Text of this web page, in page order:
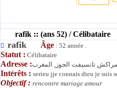
rafik :: (ans 52) / Célibataire
rafik Âge : 52 année .
Statut : Célibataire
Adresse :مراكش تانسيفت الحوز, المغرب
Intérêts : serieu jje connais dieu je suis
Objectif : rencontre mariage amour